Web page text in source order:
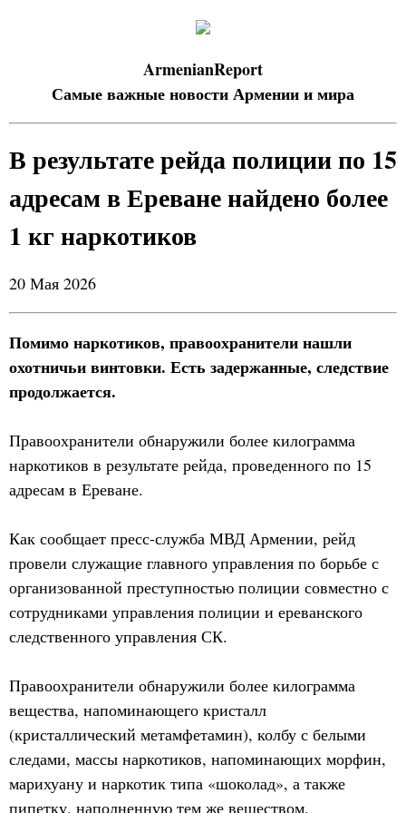
ArmenianReport
Самые важные новости Армении и мира
В результате рейда полиции по 15
адресам в Ереване найдено более
1 кг наркотиков
20 Мая 2026
Помимо наркотиков, правоохранители нашли
охотничьи винтовки. Есть задержанные, следствие
продолжается.
Правоохранители обнаружили более килограмма
наркотиков в результате рейда, проведенного по 15
адресам в Ереване.
Как сообщает пресс-служба МВД Армении, рейд
провели служащие главного управления по борьбе с
организованной преступностью полиции совместно с
сотрудниками управления полиции и ереванского
следственного управления СК.
Правоохранители обнаружили более килограмма
вещества, напоминающего кристалл
(кристаллический метамфетамин), колбу с белыми
следами, массы наркотиков, напоминающих морфин,
марихуану и наркотик типа «шоколад», а также
пипетку, наполненную тем же веществом.